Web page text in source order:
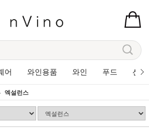
어 와인용품 와인 푸드 선
엑설런스